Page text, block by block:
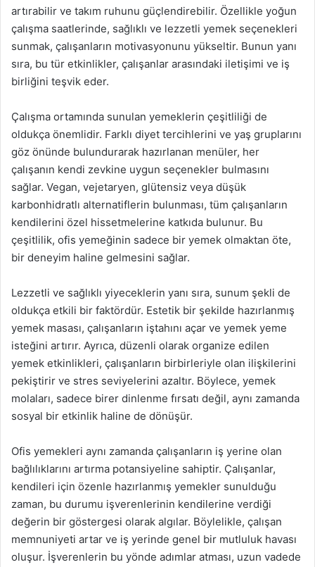
artırabilir ve takım ruhunu güçlendirebilir. Özellikle yoğun
çalışma saatlerinde, sağlıklı ve lezzetli yemek seçenekleri
sunmak, çalışanların motivasyonunu yükseltir. Bunun yanı
sıra, bu tür etkinlikler, çalışanlar arasındaki iletişimi ve iş
birliğini teşvik eder.
Çalışma ortamında sunulan yemeklerin çeşitliliği de
oldukça önemlidir. Farklı diyet tercihlerini ve yaş gruplarını
göz önünde bulundurarak hazırlanan menüler, her
çalışanın kendi zevkine uygun seçenekler bulmasını
sağlar. Vegan, vejetaryen, glütensiz veya düşük
karbonhidratlı alternatiflerin bulunması, tüm çalışanların
kendilerini özel hissetmelerine katkıda bulunur. Bu
çeşitlilik, ofis yemeğinin sadece bir yemek olmaktan öte,
bir deneyim haline gelmesini sağlar.
Lezzetli ve sağlıklı yiyeceklerin yanı sıra, sunum şekli de
oldukça etkili bir faktördür. Estetik bir şekilde hazırlanmış
yemek masası, çalışanların iştahını açar ve yemek yeme
isteğini artırır. Ayrıca, düzenli olarak organize edilen
yemek etkinlikleri, çalışanların birbirleriyle olan ilişkilerini
pekiştirir ve stres seviyelerini azaltır. Böylece, yemek
molaları, sadece birer dinlenme fırsatı değil, aynı zamanda
sosyal bir etkinlik haline de dönüşür.
Ofis yemekleri aynı zamanda çalışanların iş yerine olan
bağlılıklarını artırma potansiyeline sahiptir. Çalışanlar,
kendileri için özenle hazırlanmış yemekler sunulduğu
zaman, bu durumu işverenlerinin kendilerine verdiği
değerin bir göstergesi olarak algılar. Böylelikle, çalışan
memnuniyeti artar ve iş yerinde genel bir mutluluk havası
oluşur. İşverenlerin bu yönde adımlar atması, uzun vadede